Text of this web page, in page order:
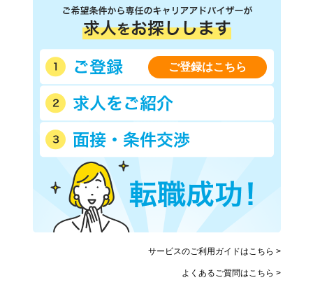
ご登録はこちら
サービスのご利用ガイドはこちら >
よくあるご質問はこちら >